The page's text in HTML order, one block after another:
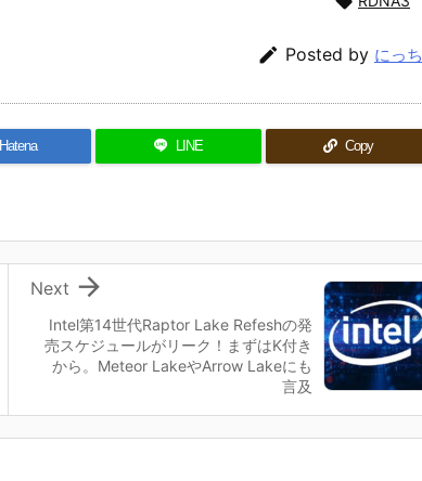
 Posted by にっち
Hatena LINE Copy
Intel第14世代Raptor Lake Refeshの発
売スケジュールがリーク！まずはK付き
から。Meteor LakeやArrow Lakeにも
言及

Next